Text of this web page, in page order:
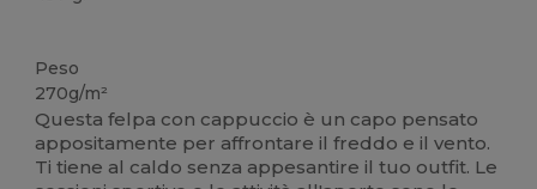
Peso
270g/m²
Questa felpa con cappuccio è un capo pensato
appositamente per affrontare il freddo e il vento.
Ti tiene al caldo senza appesantire il tuo outfit. Le